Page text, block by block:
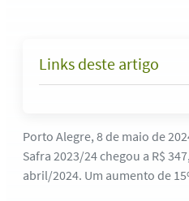
Links deste artigo
Porto Alegre, 8 de maio de
Safra 2023/24 chegou a R$
abril/2024. Um aumento de